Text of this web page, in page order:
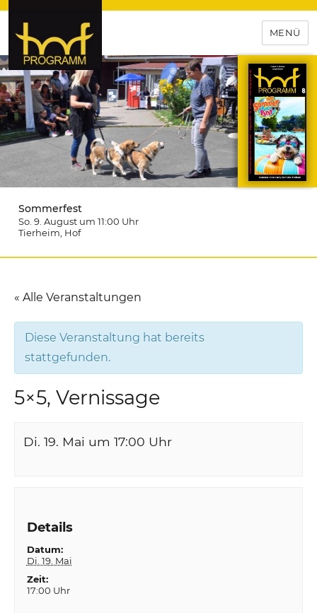
hof-programm – das
Veranstaltungsportal für
Hochfranken
MENÜ
Sommerfest
So. 9. August um 11:00 Uhr
Tierheim , Hof
« Alle Veranstaltungen
Diese Veranstaltung hat bereits
stattgefunden.
5×5, Vernissage
Di. 19. Mai um 17:00 Uhr
Details
Datum:
Di. 19. Mai
Zeit:
17:00 Uhr